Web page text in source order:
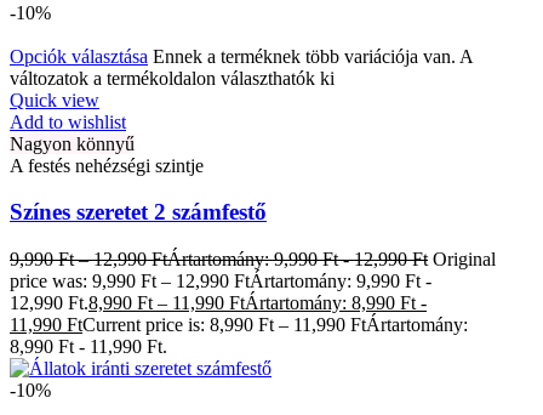
-10%
Opciók választása Ennek a terméknek több variációja van. A
változatok a termékoldalon választhatók ki
Quick view
Add to wishlist
Nagyon könnyű
A festés nehézségi szintje
Színes szeretet 2 számfestő
9,990Ft – 12,990FtÁrtartomány: 9,990 Ft - 12,990 Ft Original
price was: 9,990 Ft – 12,990 FtÁrtartomány: 9,990 Ft -
12,990 Ft.8,990 Ft – 11,990 FtÁrtartomány: 8,990 Ft -
11,990 FtCurrent price is: 8,990 Ft – 11,990 FtÁrtartomány:
8,990 Ft - 11,990 Ft.
-10%